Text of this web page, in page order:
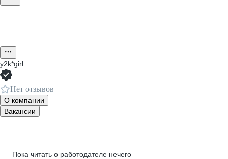
y2k*girl
Нет отзывов
О компании
Вакансии
Пока читать о работодателе нечего